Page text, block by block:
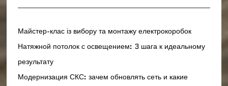
Майстер-клас із вибору та монтажу електрокоробок
Натяжной потолок с освещением: 3 шага к идеальному
результату
Модернизация СКС: зачем обновлять сеть и какие